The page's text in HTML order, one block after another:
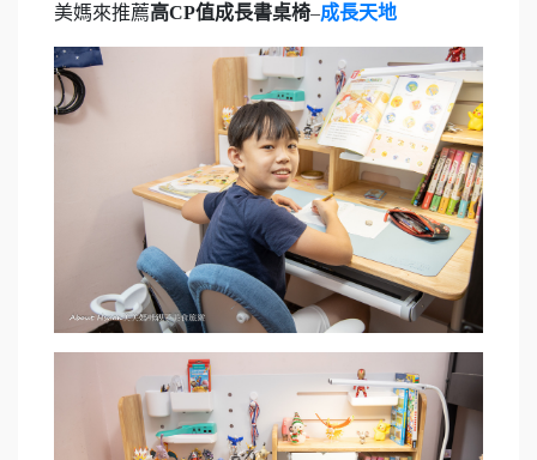
美媽來推薦高CP值成長書桌椅–成長天地